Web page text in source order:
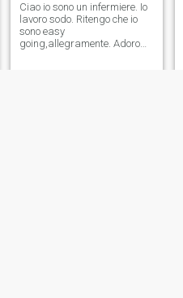
Ciao io sono un infermiere. Io
lavoro sodo. Ritengo che io
sono easy
going,allegramente. Adoro